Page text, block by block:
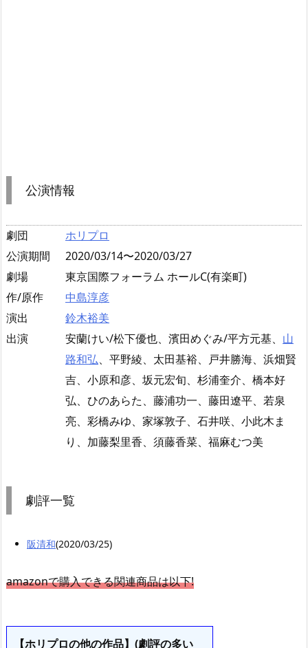
公演情報
劇団
ホリプロ
公演期間
2020/03/14〜2020/03/27
劇場
東京国際フォーラム ホールC(有楽町)
作/原作
中島淳彦
演出
鈴木裕美
出演
安蘭けい/松下優也、濱田めぐみ/平方元基、 山
路和弘、平野綾、太田基裕、戸井勝海、浜畑賢
吉、小原和彦、坂元宏旬、杉浦奎介、橋本好
弘、ひのあらた、藤浦功一、藤田遼平、若泉
亮、彩橋みゆ、家塚敦子、石井咲、小此木ま
り、加藤梨里香、須藤香菜、福麻むつ美
劇評一覧
阪清和(2020/03/25)
amazonで購入できる関連商品は以下!
【ホリプロの他の作品】(劇評の多い